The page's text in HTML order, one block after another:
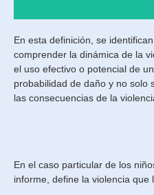
En esta definición, se
comprender la dinámica de la
el uso efectivo o potencial de
probabilidad de daño y no solo
las consecuencias de la
En el caso particular de los
informe, define la violencia que